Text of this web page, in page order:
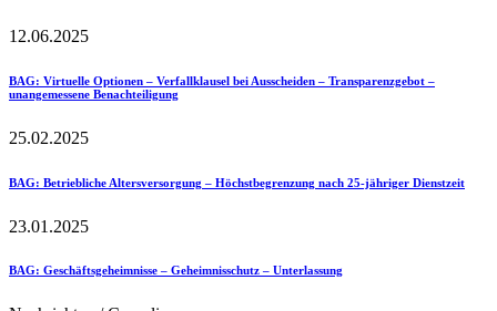
12.06.2025
BAG: Virtuelle Optionen – Verfallklausel bei Ausscheiden – Transparenzgebot –
unangemessene Benachteiligung
25.02.2025
BAG: Betriebliche Altersversorgung – Höchstbegrenzung nach 25-jähriger Dienstzeit
23.01.2025
BAG: Geschäftsgeheimnisse – Geheimnisschutz – Unterlassung